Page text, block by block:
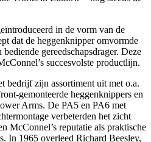
in de vorm van de
dat de heggenknipper omvormde
gereedschapsdrager. Deze
succesvolste productlijn.
bedrijf zijn assortiment uit met o.a.
gemonteerde heggenknippers en
Arms. De PA5 en PA6 met
verbeterden het zicht
McConnel’s reputatie als praktische
In 1965 overleed Richard Beesley,